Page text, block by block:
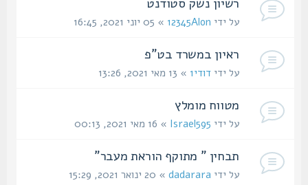
על ידי12345Alon» 05 יוני 2021, 16:45
ראיון במשרד בט"פ
על ידידודי1 » 13 מאי 2021, 13:26
מטווח מומלץ
על ידיIsrael595» 16 מאי 2021, 00:13
תבחין " מתוקף הוראת מעבר"
על ידיdadarara» 20 ינואר 2021, 15:29